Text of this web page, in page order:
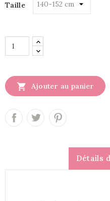
Taille
 Ajouter au panier
Détails